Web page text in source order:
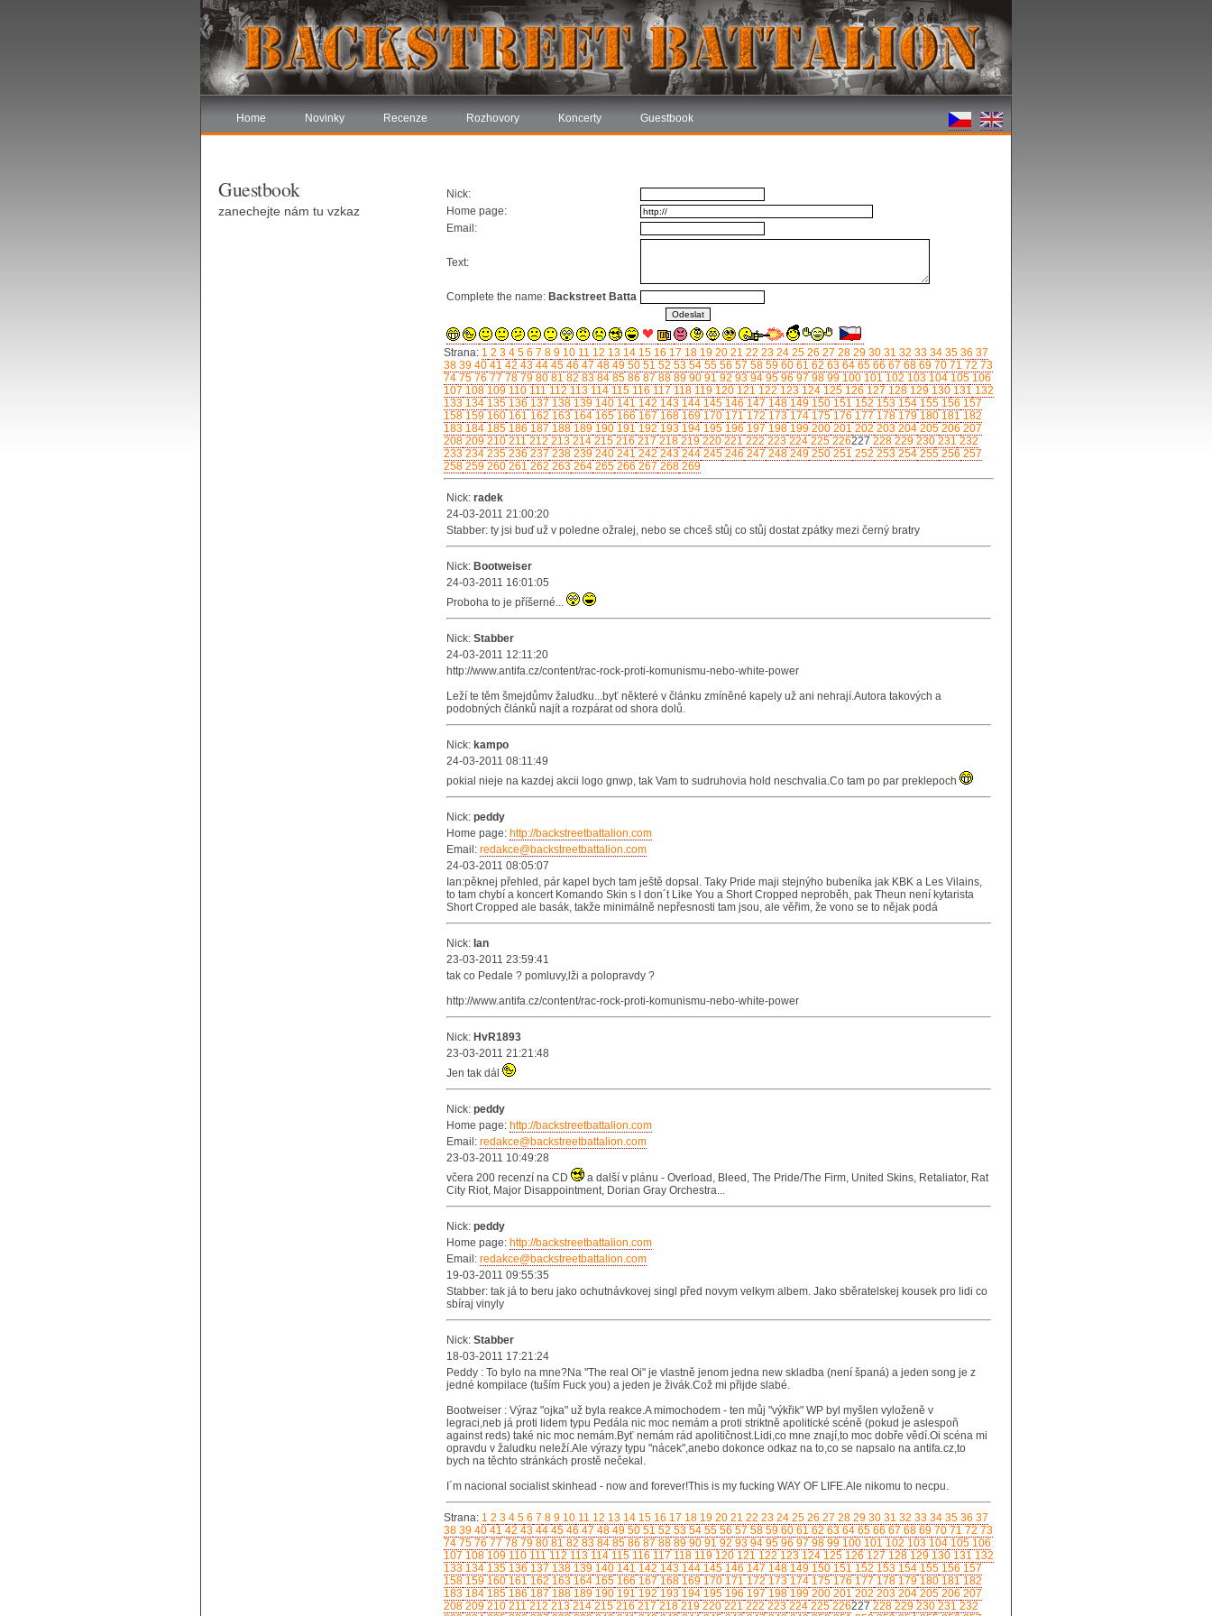
Home Novinky Recenze Rozhovory Koncerty Guestbook
Nick:
Home page:
Email:
Text:
Complete the name: Backstreet Batta
Strana: 1 2 3 4 5 6 7 8 9 10 11 12 13 14 15 16 17 18 19 20 21 22 23 24 25 26 27 28 29 30 31 32 33 34 35 36 37
38 39 40 41 42 43 44 45 46 47 48 49 50 51 52 53 54 55 56 57 58 59 60 61 62 63 64 65 66 67 68 69 70 71 72 73
74 75 76 77 78 79 80 81 82 83 84 85 86 87 88 89 90 91 92 93 94 95 96 97 98 99 100 101 102 103 104 105 106
107 108 109 110 111 112 113 114 115 116 117 118 119 120 121 122 123 124 125 126 127 128 129 130 131 132
133 134 135 136 137 138 139 140 141 142 143 144 145 146 147 148 149 150 151 152 153 154 155 156 157
158 159 160 161 162 163 164 165 166 167 168 169 170 171 172 173 174 175 176 177 178 179 180 181 182
183 184 185 186 187 188 189 190 191 192 193 194 195 196 197 198 199 200 201 202 203 204 205 206 207
208 209 210 211 212 213 214 215 216 217 218 219 220 221 222 223 224 225 226227 228 229 230 231 232
233 234 235 236 237 238 239 240 241 242 243 244 245 246 247 248 249 250 251 252 253 254 255 256 257
258 259 260 261 262 263 264 265 266 267 268 269
Nick: radek
24-03-2011 21:00:20
Stabber: ty jsi buď už v poledne ožralej, nebo se chceš stůj co stůj dostat zpátky mezi černý bratry
Nick: Bootweiser
24-03-2011 16:01:05
Proboha to je příšerné...
Nick: Stabber
24-03-2011 12:11:20
http://www.antifa.cz/content/rac-rock-proti-komunismu-nebo-white-power
Leží te těm šmejdůmv žaludku...byť některé v článku zmíněné kapely už ani nehrají.Autora takových a
podobných článků najít a rozpárat od shora dolů.
Nick: kampo
24-03-2011 08:11:49
pokial nieje na kazdej akcii logo gnwp, tak Vam to sudruhovia hold neschvalia.Co tam po par preklepoch
Nick: peddy
Home page: http://backstreetbattalion.com
Email: redakce@backstreetbattalion.com
24-03-2011 08:05:07
Ian:pěknej přehled, pár kapel bych tam ještě dopsal. Taky Pride maji stejnýho bubeníka jak KBK a Les Vilains,
to tam chybí a koncert Komando Skin s I don´t Like You a Short Cropped neproběh, pak Theun není kytarista
Short Cropped ale basák, takže minimálně nepřesnosti tam jsou, ale věřim, že vono se to nějak podá
Nick: Ian
23-03-2011 23:59:41
tak co Pedale ? pomluvy,lži a polopravdy ?
http://www.antifa.cz/content/rac-rock-proti-komunismu-nebo-white-power
Nick: HvR1893
23-03-2011 21:21:48
Jen tak dál
Nick: peddy
Home page: http://backstreetbattalion.com
Email: redakce@backstreetbattalion.com
23-03-2011 10:49:28
včera 200 recenzí na CD
a další v plánu - Overload, Bleed, The Pride/The Firm, United Skins, Retaliator, Rat
City Riot, Major Disappointment, Dorian Gray Orchestra...
Nick: peddy
Home page: http://backstreetbattalion.com
Email: redakce@backstreetbattalion.com
19-03-2011 09:55:35
Stabber: tak já to beru jako ochutnávkovej singl před novym velkym albem. Jako sběratelskej kousek pro lidi co
sbíraj vinyly
Nick: Stabber
18-03-2011 17:21:24
Peddy : To bylo na mne?Na "The real Oi" je vlastně jenom jedna new skladba (není španá) a jeden song je z
jedné kompilace (tuším Fuck you) a jeden je živák.Což mi přijde slabé.
Bootweiser : Výraz "ojka" už byla reakce.A mimochodem - ten můj "výkřik" WP byl myšlen vyloženě v
legraci,neb já proti lidem typu Pedála nic moc nemám a proti striktně apolitické scéně (pokud je aslespoň
against reds) také nic moc nemám.Byť nemám rád apolitičnost.Lidi,co mne znají,to moc dobře vědí.Oi scéna mi
opravdu v žaludku neleží.Ale výrazy typu "nácek",anebo dokonce odkaz na to,co se napsalo na antifa.cz,to
bych na těchto stránkách prostě nečekal.
I´m nacional socialist skinhead - now and forever!This is my fucking WAY OF LIFE.Ale nikomu to necpu.
Strana: 1 2 3 4 5 6 7 8 9 10 11 12 13 14 15 16 17 18 19 20 21 22 23 24 25 26 27 28 29 30 31 32 33 34 35 36 37
38 39 40 41 42 43 44 45 46 47 48 49 50 51 52 53 54 55 56 57 58 59 60 61 62 63 64 65 66 67 68 69 70 71 72 73
74 75 76 77 78 79 80 81 82 83 84 85 86 87 88 89 90 91 92 93 94 95 96 97 98 99 100 101 102 103 104 105 106
107 108 109 110 111 112 113 114 115 116 117 118 119 120 121 122 123 124 125 126 127 128 129 130 131 132
133 134 135 136 137 138 139 140 141 142 143 144 145 146 147 148 149 150 151 152 153 154 155 156 157
158 159 160 161 162 163 164 165 166 167 168 169 170 171 172 173 174 175 176 177 178 179 180 181 182
183 184 185 186 187 188 189 190 191 192 193 194 195 196 197 198 199 200 201 202 203 204 205 206 207
208 209 210 211 212 213 214 215 216 217 218 219 220 221 222 223 224 225 226227 228 229 230 231 232
Guestbook
zanechejte nám tu vzkaz